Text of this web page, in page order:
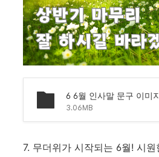
3.06MB
7. 무더위가 시작되는 6월! 시